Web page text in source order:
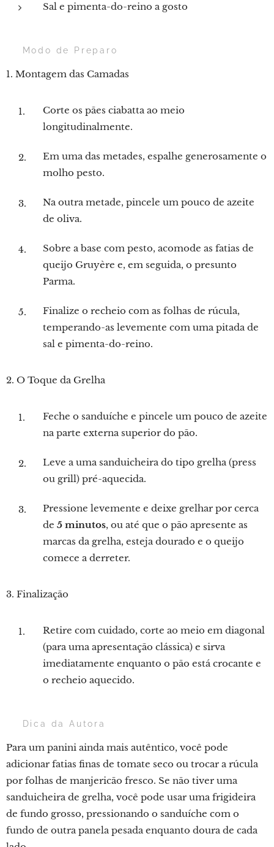
Sal e pimenta-do-reino a gosto
👨‍🍳 Modo de Preparo
1. Montagem das Camadas
Corte os pães ciabatta ao meio
longitudinalmente.
Em uma das metades, espalhe generosamente o
molho pesto.
Na outra metade, pincele um pouco de azeite
de oliva.
Sobre a base com pesto, acomode as fatias de
queijo Gruyère e, em seguida, o presunto
Parma.
Finalize o recheio com as folhas de rúcula,
temperando-as levemente com uma pitada de
sal e pimenta-do-reino.
2. O Toque da Grelha
Feche o sanduíche e pincele um pouco de azeite
na parte externa superior do pão.
Leve a uma sanduicheira do tipo grelha (press
ou grill) pré-aquecida.
Pressione levemente e deixe grelhar por cerca
de 5 minutos, ou até que o pão apresente as
marcas da grelha, esteja dourado e o queijo
comece a derreter.
3. Finalização
Retire com cuidado, corte ao meio em diagonal
(para uma apresentação clássica) e sirva
imediatamente enquanto o pão está crocante e
o recheio aquecido.
💡 Dica da Autora
Para um panini ainda mais autêntico, você pode
adicionar fatias finas de tomate seco ou trocar a rúcula
por folhas de manjericão fresco. Se não tiver uma
sanduicheira de grelha, você pode usar uma frigideira
de fundo grosso, pressionando o sanduíche com o
fundo de outra panela pesada enquanto doura de cada